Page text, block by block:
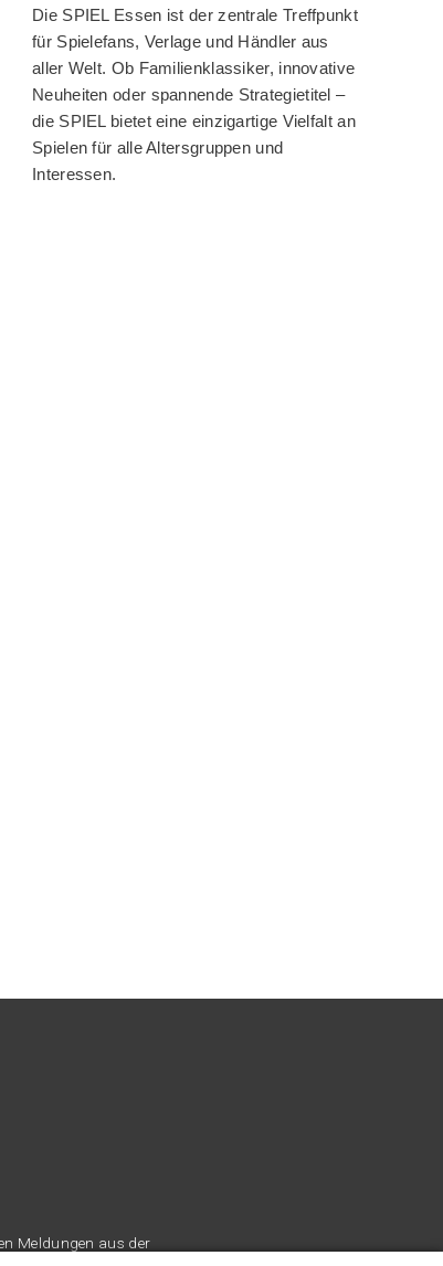
Die SPIEL Essen ist der zentrale Treffpunkt
für Spielefans, Verlage und Händler aus
aller Welt. Ob Familienklassiker, innovative
Neuheiten oder spannende Strategietitel –
die SPIEL bietet eine einzigartige Vielfalt an
Spielen für alle Altersgruppen und
Interessen.
Meldungen aus der